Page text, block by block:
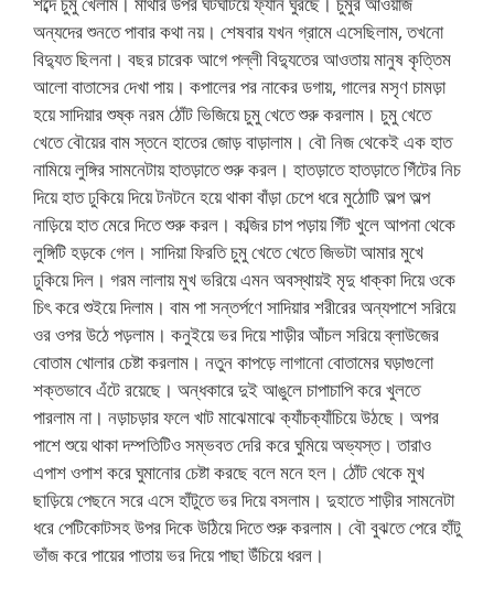
অন্যদের শুনতে পাবার কথা নয়। শেষবার যখন গ্রামে এসেছিলাম, তখনো
বিদ্যুত ছিলনা। বছর চারেক আগে পল্লী বিদ্যুতের আওতায় মানুষ কৃত্তিম
আলো বাতাসের দেখা পায়। কপালের পর নাকের ডগায়, গালের মসৃণ চামড়া
হয়ে সাদিয়ার শুষ্ক নরম ঠোঁট ভিজিয়ে চুমু খেতে শুরু করলাম। চুমু খেতে
খেতে বৌয়ের বাম স্তনে হাতের জোড় বাড়ালাম। বৌ নিজ থেকেই এক হাত
নামিয়ে লুঙ্গির সামনেটায় হাতড়াতে শুরু করল। হাতড়াতে হাতড়াতে গিঁটের নিচ
দিয়ে হাত ঢুকিয়ে দিয়ে টনটনে হয়ে থাকা বাঁড়া চেপে ধরে মুঠোটি অল্প অল্প
নাড়িয়ে হাত মেরে দিতে শুরু করল। কব্জির চাপ পড়ায় গিঁট খুলে আপনা থেকে
লুঙ্গিটি হড়কে গেল। সাদিয়া ফিরতি চুমু খেতে খেতে জিভটা আমার মুখে
ঢুকিয়ে দিল। গরম লালায় মুখ ভরিয়ে এমন অবস্থায়ই মৃদু ধাক্কা দিয়ে ওকে
চিৎ করে শুইয়ে দিলাম। বাম পা সন্তর্পণে সাদিয়ার শরীরের অন্যপাশে সরিয়ে
ওর ওপর উঠে পড়লাম। কনুইয়ে ভর দিয়ে শাড়ীর আঁচল সরিয়ে ব্লাউজের
বোতাম খোলার চেষ্টা করলাম। নতুন কাপড়ে লাগানো বোতামের ঘড়াগুলো
শক্তভাবে এঁটে রয়েছে। অন্ধকারে দুই আঙুলে চাপাচাপি করে খুলতে
পারলাম না। নড়াচড়ার ফলে খাট মাঝেমাঝে ক্যাঁচক্যাঁচিয়ে উঠছে। অপর
পাশে শুয়ে থাকা দম্পতিটিও সম্ভবত দেরি করে ঘুমিয়ে অভ্যস্ত। তারাও
এপাশ ওপাশ করে ঘুমানোর চেষ্টা করছে বলে মনে হল। ঠোঁট থেকে মুখ
ছাড়িয়ে পেছনে সরে এসে হাঁটুতে ভর দিয়ে বসলাম। দুহাতে শাড়ীর সামনেটা
ধরে পেটিকোটসহ উপর দিকে উঠিয়ে দিতে শুরু করলাম। বৌ বুঝতে পেরে হাঁটু
ভাঁজ করে পায়ের পাতায় ভর দিয়ে পাছা উঁচিয়ে ধরল।